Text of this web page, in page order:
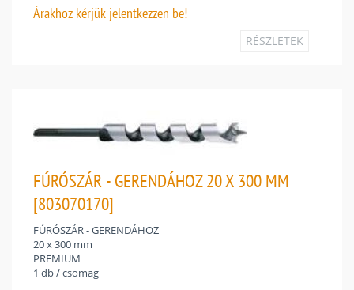
Árakhoz kérjük jelentkezzen be!
RÉSZLETEK
FÚRÓSZÁR - GERENDÁHOZ 20 X 300 MM
[803070170]
FÚRÓSZÁR - GERENDÁHOZ
20 x 300 mm
PREMIUM
1 db / csomag